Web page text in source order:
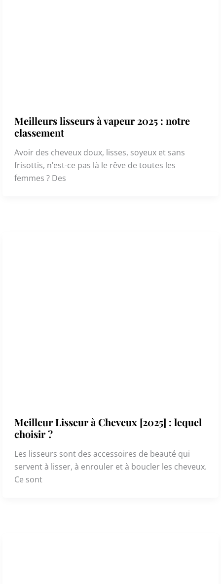
Meilleurs lisseurs à vapeur 2025 : notre
classement
Avoir des cheveux doux, lisses, soyeux et sans
frisottis, n’est-ce pas là le rêve de toutes les
femmes ? Des
Meilleur Lisseur à Cheveux [2025] : lequel
choisir ?
Les lisseurs sont des accessoires de beauté qui
servent à lisser, à enrouler et à boucler les cheveux.
Ce sont